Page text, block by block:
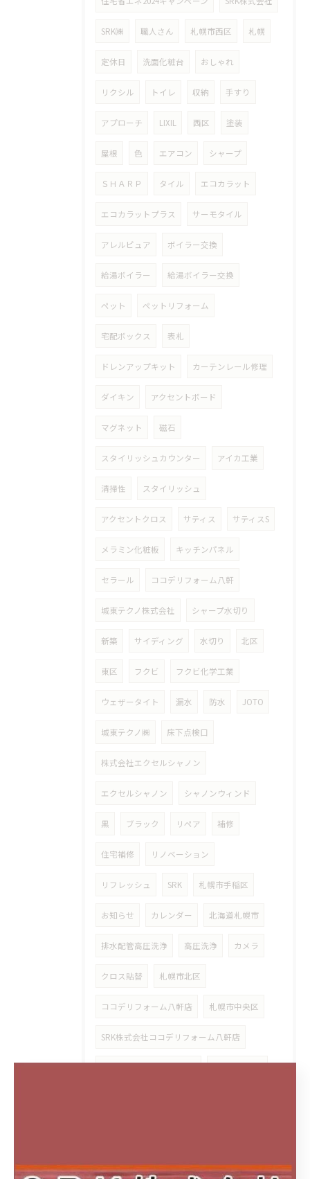
SRK㈱ 職人さん 札幌市西区 札幌
定休日 洗面化粧台 おしゃれ
リクシル トイレ 収納 手すり
アプローチ LIXIL 西区 塗装
屋根 色 エアコン シャープ
ＳＨＡＲＰ タイル エコカラット
エコカラットプラス サーモタイル
アレルピュア ボイラー交換
給湯ボイラー 給湯ボイラー交換
ペット ペットリフォーム
宅配ボックス 表札
ドレンアップキット カーテンレール修理
ダイキン アクセントボード
マグネット 磁石
スタイリッシュカウンター アイカ工業
清掃性 スタイリッシュ
アクセントクロス サティス サティスS
メラミン化粧板 キッチンパネル
セラール ココデリフォーム八軒
城東テクノ株式会社 シャープ水切り
新築 サイディング 水切り 北区
東区 フクビ フクビ化学工業
ウェザータイト 漏水 防水 JOTO
城東テクノ㈱ 床下点検口
株式会社エクセルシャノン
エクセルシャノン シャノンウィンド
黒 ブラック リペア 補修
住宅補修 リノベーション
リフレッシュ SRK 札幌市手稲区
お知らせ カレンダー 北海道札幌市
排水配管高圧洗浄 高圧洗浄 カメラ
クロス貼替 札幌市北区
ココデリフォーム八軒店 札幌市中央区
SRK株式会社ココデリフォーム八軒店